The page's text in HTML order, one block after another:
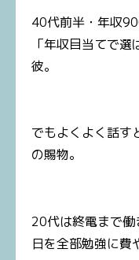
40代前半・年収
「年収目当てで
彼。
でもよくよく話す
の賜物。
20代は終電まで
日を全部勉強に費